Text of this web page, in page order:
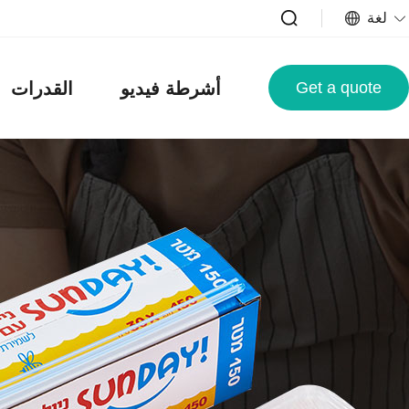
لغة
Get a quote القدرات أشرطة فيديو